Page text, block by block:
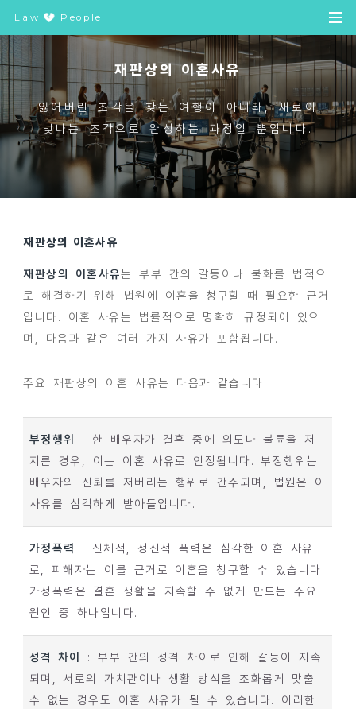
Law People
재판상의 이혼사유
잃어버린 조각을 찾는 여행이 아니라, 새로이
빛나는 조각으로 완성하는 과정일 뿐입니다.
재판상의 이혼사유
재판상의 이혼사유는 부부 간의 갈등이나 불화를 법적으
로 해결하기 위해 법원에 이혼을 청구할 때 필요한 근거
입니다. 이혼 사유는 법률적으로 명확히 규정되어 있으
며, 다음과 같은 여러 가지 사유가 포함됩니다.
주요 재판상의 이혼 사유는 다음과 같습니다:
부정행위
: 한 배우자가 결혼 중에 외도나 불륜을 저
지른 경우, 이는 이혼 사유로 인정됩니다. 부정행위는
배우자의 신뢰를 저버리는 행위로 간주되며, 법원은 이
사유를 심각하게 받아들입니다.
가정폭력
: 신체적, 정신적 폭력은 심각한 이혼 사유
로, 피해자는 이를 근거로 이혼을 청구할 수 있습니다.
가정폭력은 결혼 생활을 지속할 수 없게 만드는 주요
원인 중 하나입니다.
성격 차이
: 부부 간의 성격 차이로 인해 갈등이 지속
되며, 서로의 가치관이나 생활 방식을 조화롭게 맞출
수 없는 경우도 이혼 사유가 될 수 있습니다. 이러한